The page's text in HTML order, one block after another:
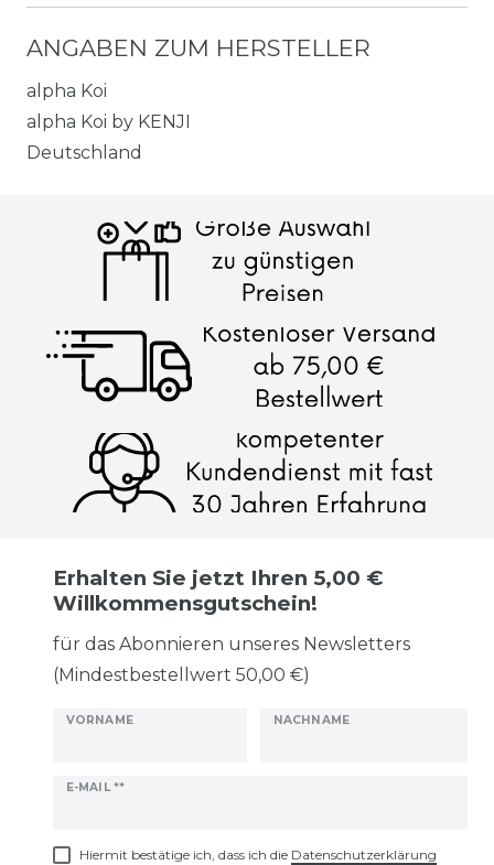
ANGABEN ZUM HERSTELLER
alpha Koi
alpha Koi by KENJI
Deutschland
Erhalten Sie jetzt Ihren 5,00 €
Willkommensgutschein!
für das Abonnieren unseres Newsletters
(Mindestbestellwert 50,00 €)
VORNAME NACHNAME
E-MAIL **
Newsletter
Hiermit bestätige ich, dass ich die Daten­schutz­erklärung